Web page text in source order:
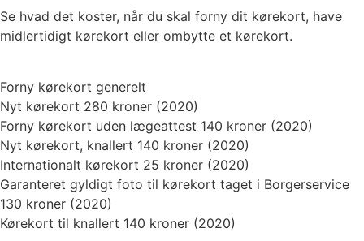
Se hvad det koster, når du skal forny dit kørekort, have
midlertidigt kørekort eller ombytte et kørekort.
Forny kørekort generelt
Nyt kørekort 280 kroner (2020)
Forny kørekort uden lægeattest 140 kroner (2020)
Nyt kørekort, knallert 140 kroner (2020)
Internationalt kørekort 25 kroner (2020)
Garanteret gyldigt foto til kørekort taget i Borgerservice
130 kroner (2020)
Kørekort til knallert 140 kroner (2020)